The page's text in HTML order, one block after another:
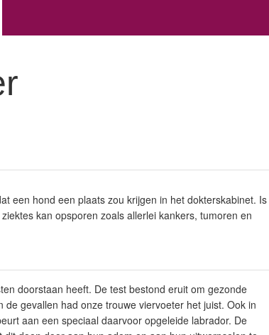
een hond een plaats zou krijgen in het dokterskabinet. Is
kan opsporen zoals allerlei kankers, tumoren en
doorstaan heeft. De test bestond eruit om gezonde
gevallen had onze trouwe viervoeter het juist. Ook in
aan een speciaal daarvoor opgeleide labrador. De